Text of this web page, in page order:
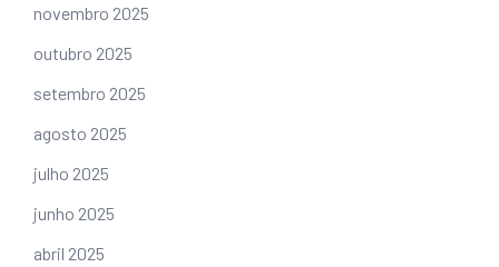
novembro 2025
outubro 2025
setembro 2025
agosto 2025
julho 2025
junho 2025
abril 2025